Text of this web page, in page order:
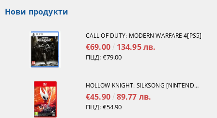
Нови продукти
CALL OF DUTY: MODERN WARFARE 4[PS5]
€69.00 134.95 лв.
ПЦД: €79.00
HOLLOW KNIGHT: SILKSONG [NINTENDO SWITCH 2]
€45.90 89.77 лв.
ПЦД: €54.90